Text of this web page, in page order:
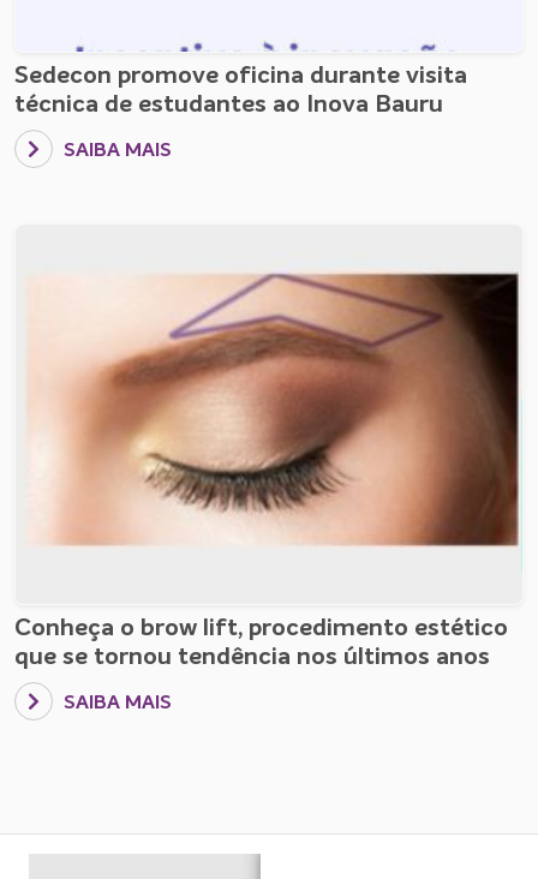
Sedecon promove oficina durante visita
técnica de estudantes ao Inova Bauru
SAIBA MAIS
Conheça o brow lift, procedimento estético
que se tornou tendência nos últimos anos
SAIBA MAIS